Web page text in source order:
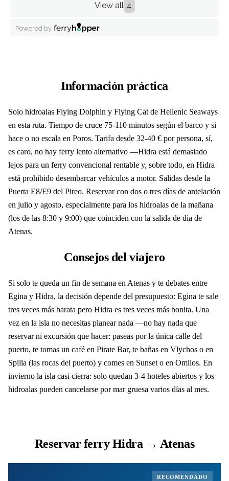
Información práctica
Solo hidroalas Flying Dolphin y Flying Cat de Hellenic Seaways
en esta ruta. Tiempo de cruce 75-110 minutos según el barco y si
hace o no escala en Poros. Tarifa desde 32-40 € por persona, sí,
es caro, no hay ferry lento alternativo —Hidra está demasiado
lejos para un ferry convencional rentable y, sobre todo, en Hidra
está prohibido desembarcar vehículos a motor. Salidas desde la
Puerta E8/E9 del Pireo. Reservar con dos o tres días de antelación
en julio y agosto, especialmente para los hidroalas de la mañana
(los de las 8:30 y 9:00) que coinciden con la salida de día de
Atenas.
Consejos del viajero
Si solo te queda un fin de semana en Atenas y te debates entre
Egina y Hidra, la decisión depende del presupuesto: Egina te sale
tres veces más barata pero Hidra es tres veces más bonita. Una
vez en la isla no necesitas planear nada —no hay nada que
reservar ni excursión que hacer: paseas por la única calle del
puerto, te tomas un café en Pirate Bar, te bañas en Vlychos o en
Spilia (las rocas del puerto) y comes en Sunset o en Omilos. En
invierno la isla casi cierra: solo quedan 3-4 hoteles abiertos y los
hidroalas pueden cancelarse por mar gruesa varios días al mes.
Reservar ferry Hidra → Atenas
RECOMENDADO